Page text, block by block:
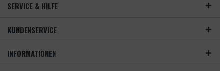
SERVICE & HILFE
KUNDENSERVICE
INFORMATIONEN